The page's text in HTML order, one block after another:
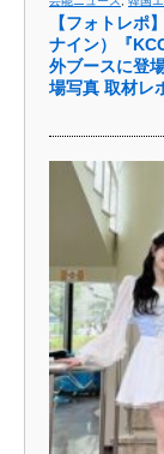
【フォトレポ
ナイン）『
外ブースに登
場写真 取材レ